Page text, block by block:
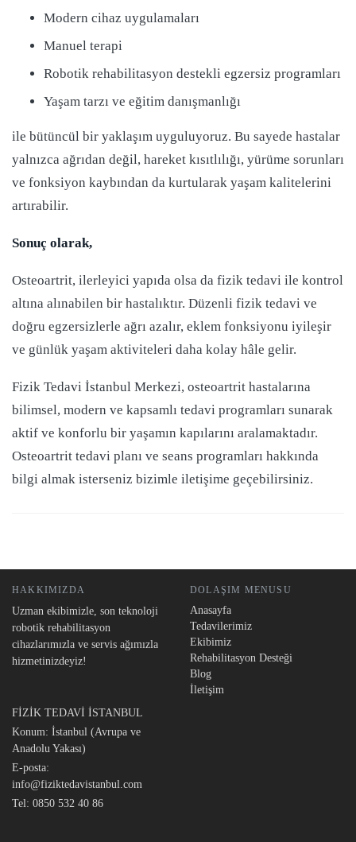
Modern cihaz uygulamaları
Manuel terapi
Robotik rehabilitasyon destekli egzersiz programları
Yaşam tarzı ve eğitim danışmanlığı
ile bütüncül bir yaklaşım uyguluyoruz. Bu sayede hastalar
yalnızca ağrıdan değil, hareket kısıtlılığı, yürüme sorunları
ve fonksiyon kaybından da kurtularak yaşam kalitelerini
artırabilir.
Sonuç olarak,
Osteoartrit, ilerleyici yapıda olsa da fizik tedavi ile kontrol
altına alınabilen bir hastalıktır. Düzenli fizik tedavi ve
doğru egzersizlerle ağrı azalır, eklem fonksiyonu iyileşir
ve günlük yaşam aktiviteleri daha kolay hâle gelir.
Fizik Tedavi İstanbul Merkezi, osteoartrit hastalarına
bilimsel, modern ve kapsamlı tedavi programları sunarak
aktif ve konforlu bir yaşamın kapılarını aralamaktadır.
Osteoartrit tedavi planı ve seans programları hakkında
bilgi almak isterseniz bizimle iletişime geçebilirsiniz.
HAKKIMIZDA
Uzman ekibimizle, son teknoloji
robotik rehabilitasyon
cihazlarımızla ve servis ağımızla
hizmetinizdeyiz!
DOLAŞIM MENUSU
Anasayfa
Tedavilerimiz
Ekibimiz
Rehabilitasyon Desteği
Blog
İletişim
FİZİK TEDAVİ İSTANBUL
Konum: İstanbul (Avrupa ve
Anadolu Yakası)
E-posta:
info@fiziktedavistanbul.com
Tel: 0850 532 40 86